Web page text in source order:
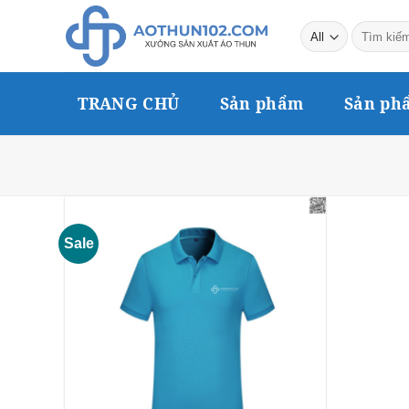
Tìm
kiếm:
TRANG CHỦ Sản phẩm Sản
Sale